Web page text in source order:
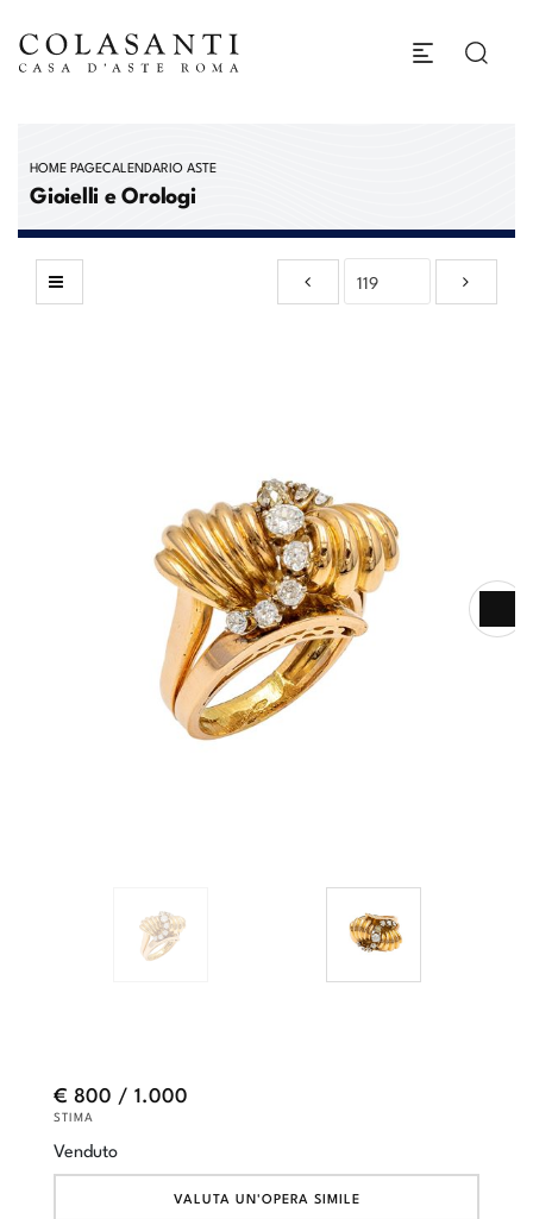
HOME PAGECALENDARIO ASTE
Gioielli e Orologi
€ 800 / 1.000
STIMA
Venduto
VALUTA UN'OPERA SIMILE